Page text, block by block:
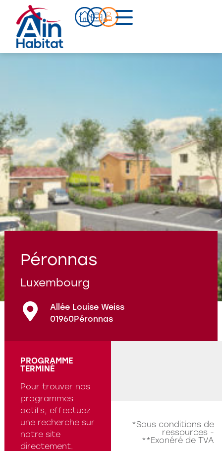
Notre accompagnement
Notre équipe
Nos références
Qui sommes-nous ?
Programmes en cours
Questions fréquentes
Péronnas
Luxembourg
Allée Louise Weiss
01960Péronnas
PROGRAMME
TERMINÉ
Pour trouver nos
programmes
actifs, effectuez
une recherche sur
notre site
directement.
*Sous conditions de
ressources -
**Exonéré de TVA